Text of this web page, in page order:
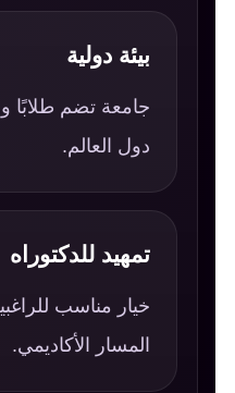
بيئة دولية
جامعة تضم طلابًا
دول العالم.
تمهيد للدكتوراه
المسار الأكاديمي.